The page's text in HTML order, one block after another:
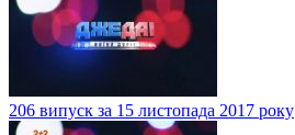
206 випуск за 15 листопада 2017 року